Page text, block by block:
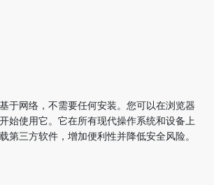
于网络，不需要任何安装。您可以在浏览器
始使用它。它在所有现代操作系统和设备上
第三方软件，增加便利性并降低安全风险。